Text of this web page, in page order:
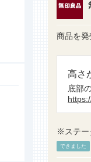
商品を発
高さ
底部
※ステー
できました